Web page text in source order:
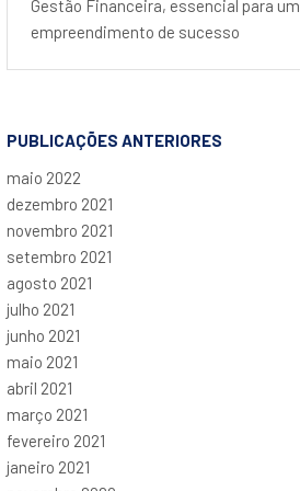
Gestão Financeira, essencial para um
empreendimento de sucesso
PUBLICAÇÕES ANTERIORES
maio 2022
dezembro 2021
novembro 2021
setembro 2021
agosto 2021
julho 2021
junho 2021
maio 2021
abril 2021
março 2021
fevereiro 2021
janeiro 2021